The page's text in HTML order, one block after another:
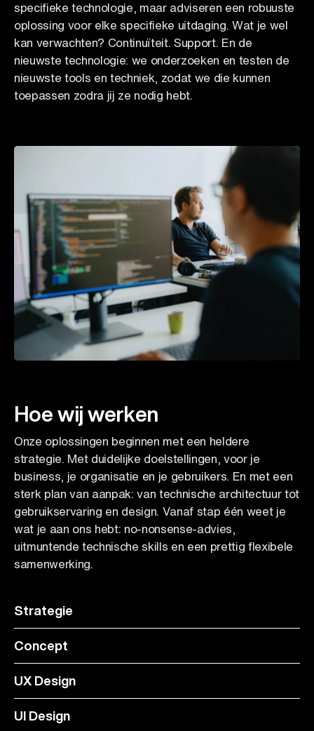
specifieke technologie, maar adviseren een robuuste
oplossing voor elke specifieke uitdaging. Wat je wel
kan verwachten? Continuïteit. Support. En de
nieuwste technologie: we onderzoeken en testen de
nieuwste tools en techniek, zodat we die kunnen
toepassen zodra jij ze nodig hebt.
Hoe wij werken
Onze oplossingen beginnen met een heldere
strategie. Met duidelijke doelstellingen, voor je
business, je organisatie en je gebruikers. En met een
sterk plan van aanpak: van technische architectuur tot
gebruikservaring en design. Vanaf stap één weet je
wat je aan ons hebt: no-nonsense-advies,
uitmuntende technische skills en een prettig flexibele
samenwerking.
Strategie
Concept
UX Design
UI Design